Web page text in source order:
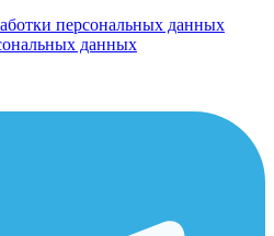
персональных данных
данных